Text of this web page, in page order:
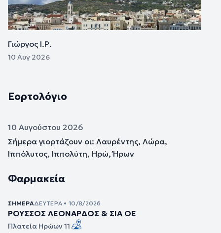
Γιώργος Ι.Ρ.
10 Αυγ 2026
Εορτολόγιο
10 Αυγούστου 2026
Σήμερα γιορτάζουν οι: Λαυρέντης, Λώρα,
Ιππόλυτος, Ιππολύτη, Ηρώ, Ήρων
Φαρμακεία
ΣΉΜΕΡΑΔΕΥΤΈΡΑ • 10/8/2026
ΡΟΥΣΣΟΣ ΛΕΟΝΑΡΔΟΣ & ΣΙΑ ΟΕ
Πλατεία Ηρώων 11